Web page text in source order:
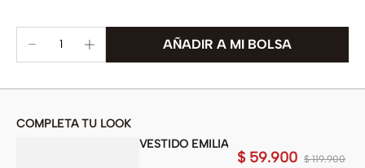
COMPLETA TU LOOK
VESTIDO EMILIA
$ 119.900
$ 59.900